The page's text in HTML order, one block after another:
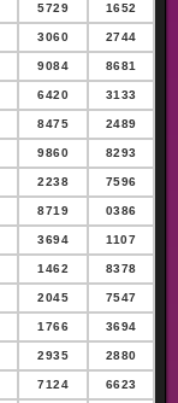
5729 1652
3060 2744
9084 8681
6420 3133
8475 2489
9860 8293
2238 7596
8719 0386
3694 1107
1462 8378
2045 7547
1766 3694
2935 2880
7124 6623